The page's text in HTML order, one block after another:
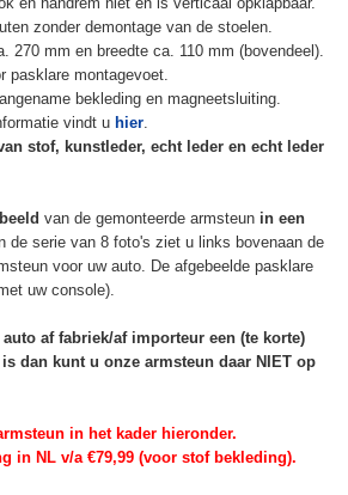
zonder demontage van de stoelen.
270 mm en breedte ca. 110 mm (bovendeel).
pasklare montagevoet.
bekleding en magneetsluiting.
vindt u hier.
stof, kunstleder, echt leder en echt leder
van de gemonteerde armsteun in een
de serie van 8 foto's ziet u links bovenaan de
voor uw auto. De afgebeelde pasklare
uw console).
af fabriek/af importeur een (te korte)
dan kunt u onze armsteun daar NIET op
in het kader hieronder.
in NL v/a €79,99 (voor stof bekleding).